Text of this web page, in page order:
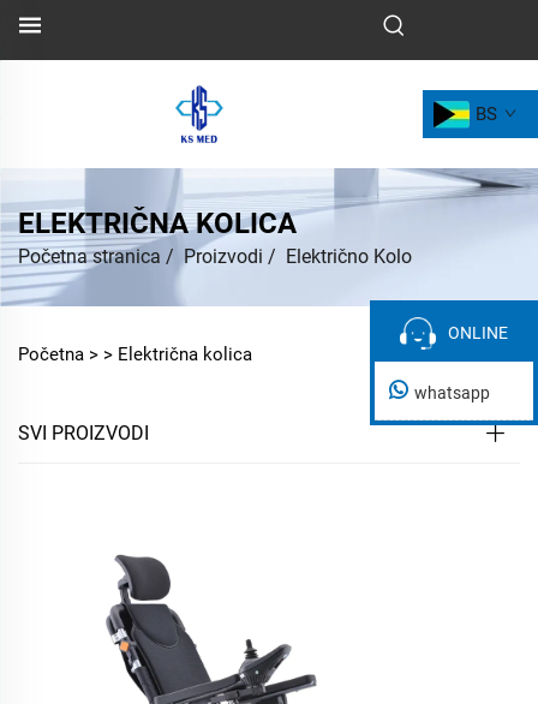
BS
ELEKTRIČNA KOLICA
Početna stranica / Proizvodi / Električno Kolo
Početna > > Električna kolica
SVI PROIZVODI
ONLINE
ONLINE
whatsapp